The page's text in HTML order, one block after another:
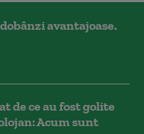
avantajoase.
de ce au fost golite
Acum sunt